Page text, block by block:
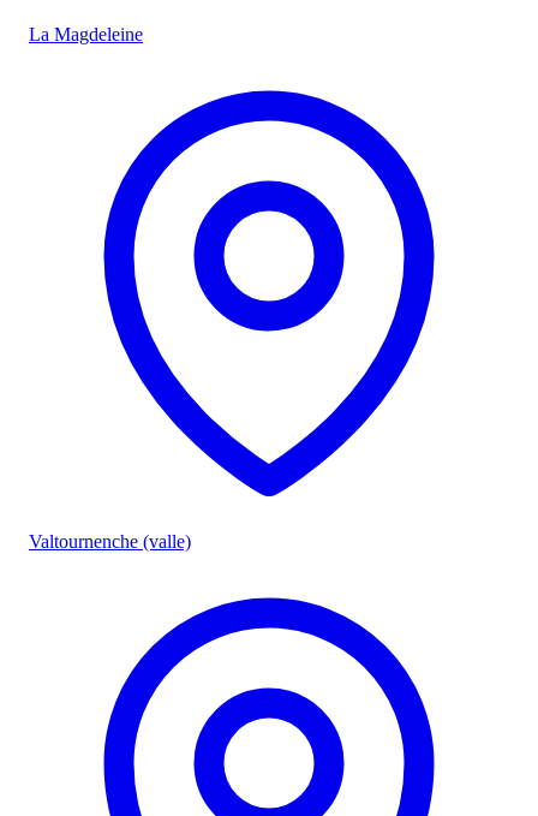
La Magdeleine
Valtournenche (valle)